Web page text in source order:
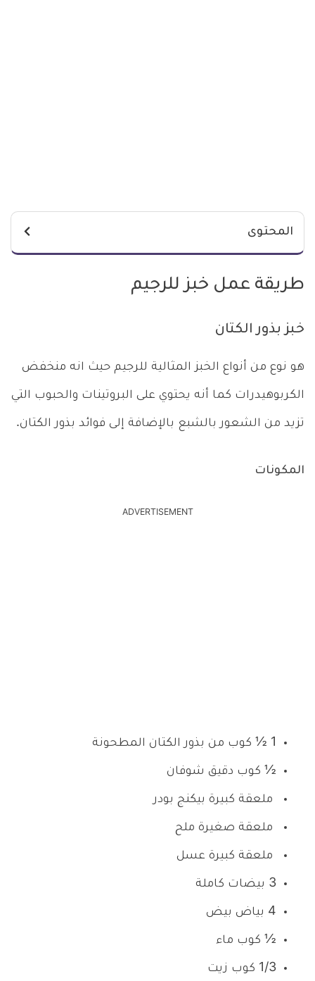
المحتوى
طريقة عمل خبز للرجيم
خبز بذور الكتان
هو نوع من أنواع الخبز المثالية للرجيم حيث انه منخفض
الكربوهيدرات كما أنه يحتوي على البروتينات والحبوب التي
تزيد من الشعور بالشبع بالإضافة إلى فوائد بذور الكتان.
المكونات
ADVERTISEMENT
1 ½ كوب من بذور الكتان المطحونة
½ كوب دقيق شوفان
ملعقة كبيرة بيكنج بودر
ملعقة صغيرة ملح
ملعقة كبيرة عسل
3 بيضات كاملة
4 بياض بيض
½ كوب ماء
1/3 كوب زيت